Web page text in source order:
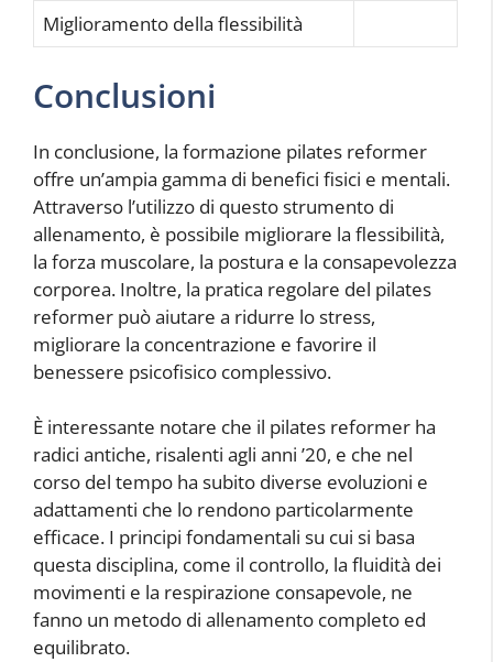
Miglioramento della flessibilità
Conclusioni
In conclusione, la formazione pilates reformer
offre un’ampia gamma di benefici fisici e mentali.
Attraverso l’utilizzo di questo strumento di
allenamento, è possibile migliorare la flessibilità,
la forza muscolare, la postura e la consapevolezza
corporea. Inoltre, la pratica regolare del pilates
reformer può aiutare a ridurre lo stress,
migliorare la concentrazione e favorire il
benessere psicofisico complessivo.
È interessante notare che il pilates reformer ha
radici antiche, risalenti agli anni ’20, e che nel
corso del tempo ha subito diverse evoluzioni e
adattamenti che lo rendono particolarmente
efficace. I principi fondamentali su cui si basa
questa disciplina, come il controllo, la fluidità dei
movimenti e la respirazione consapevole, ne
fanno un metodo di allenamento completo ed
equilibrato.